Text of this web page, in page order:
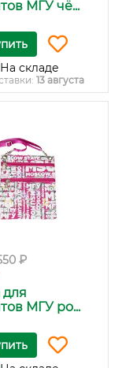
МГУ чё...
складе
13 августа
₽
для
МГУ ро...